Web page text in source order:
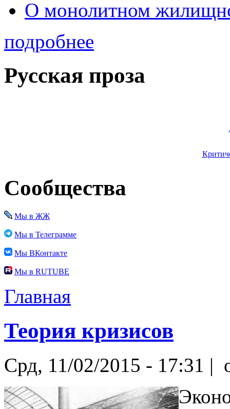
О монолитном
подробнее
Русская проза
Сообщества
Мы в ЖЖ
Мы в Телеграмме
Мы ВКонтакте
Мы в RUTUBE
Главная
Теория кризисов
Срд, 11/02/2015 - 17:31 |